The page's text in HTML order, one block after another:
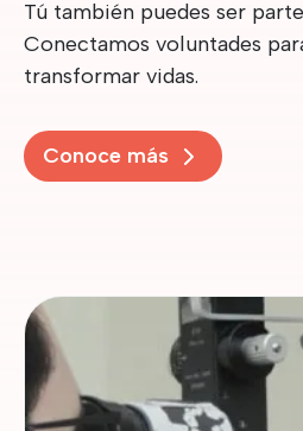
Tú también puedes ser
Conectamos voluntades
transformar vidas.
Conoce más